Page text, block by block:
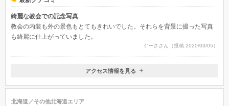
綺麗な教会での記念写真
教会の内装も外の景色もとてもきれいでした。それらを背景に撮った写真
も綺麗に仕上がっていました。
ぐーささん（投稿 2020/03/05）
北海道函館市船見町8-21
車:函館聖マリア教会まで約12分／市電:5系統（函館駅前→函館どっく前
アクセス情報を見る
北海道／その他北海道エリア